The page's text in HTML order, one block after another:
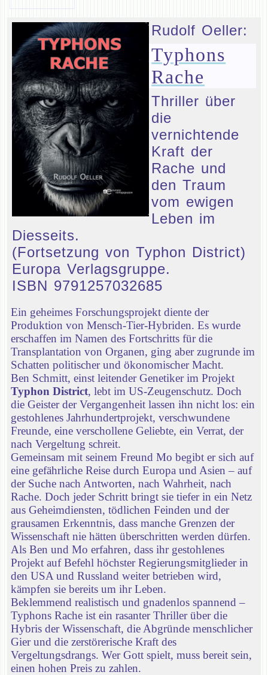
Rudolf Oeller:
Typhons
Rache
Thriller über
die
vernichtende
Kraft der
Rache und
den Traum
vom ewigen
Leben im
Diesseits.
(Fortsetzung von Typhon District)
Europa Verlagsgruppe.
ISBN 9791257032685
Ein geheimes Forschungsprojekt diente der
Produktion von Mensch-Tier-Hybriden. Es wurde
erschaffen im Namen des Fortschritts für die
Transplantation von Organen, ging aber zugrunde im
Schatten politischer und ökonomischer Macht.
Ben Schmitt, einst leitender Genetiker im Projekt
Typhon District, lebt im US-Zeugenschutz. Doch
die Geister der Vergangenheit lassen ihn nicht los: ein
gestohlenes Jahrhundertprojekt, verschwundene
Freunde, eine verschollene Geliebte, ein Verrat, der
nach Vergeltung schreit.
Gemeinsam mit seinem Freund Mo begibt er sich auf
eine gefährliche Reise durch Europa und Asien – auf
der Suche nach Antworten, nach Wahrheit, nach
Rache. Doch jeder Schritt bringt sie tiefer in ein Netz
aus Geheimdiensten, tödlichen Feinden und der
grausamen Erkenntnis, dass manche Grenzen der
Wissenschaft nie hätten überschritten werden dürfen.
Als Ben und Mo erfahren, dass ihr gestohlenes
Projekt auf Befehl höchster Regierungsmitglieder in
den USA und Russland weiter betrieben wird,
kämpfen sie bereits um ihr Leben.
Beklemmend realistisch und gnadenlos spannend –
Typhons Rache ist ein rasanter Thriller über die
Hybris der Wissenschaft, die Abgründe menschlicher
Gier und die zerstörerische Kraft des
Vergeltungsdrangs. Wer Gott spielt, muss bereit sein,
einen hohen Preis zu zahlen.